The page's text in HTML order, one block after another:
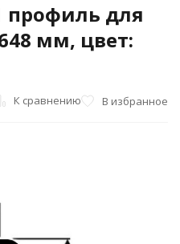
профиль для
мм, цвет:
К сравнению В избранное